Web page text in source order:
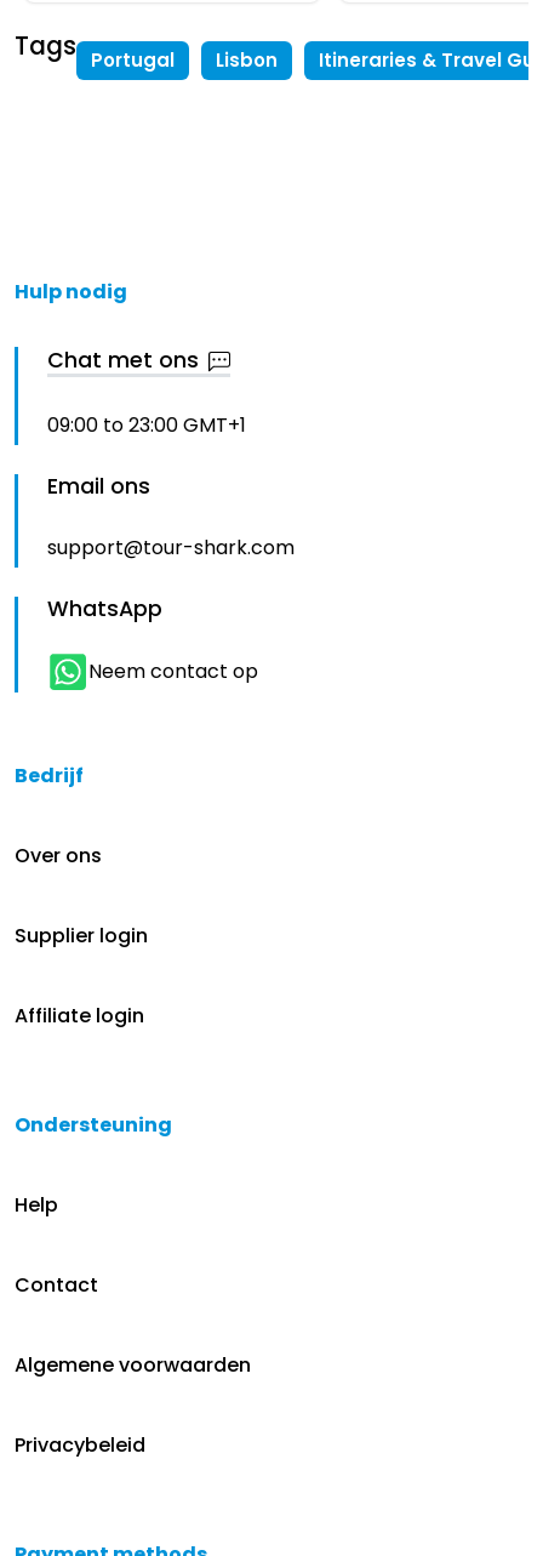
Tags Portugal Lisbon Itineraries & Travel
Hulp nodig
Chat met ons
09:00 to 23:00 GMT+1
Email ons
support@tour-shark.com
WhatsApp
Neem contact op
Bedrijf
Over ons
Supplier login
Affiliate login
Ondersteuning
Help
Contact
Algemene voorwaarden
Privacybeleid